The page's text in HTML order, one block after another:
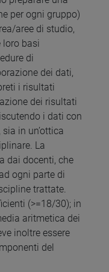
per ogni gruppo)
aree di studio,
loro basi
di
dei dati,
i risultati
dei risultati
i dati con
in un’ottica
La
dai docenti, che
ogni parte di
trattate.
(>=18/30); in
aritmetica dei
inoltre essere
del